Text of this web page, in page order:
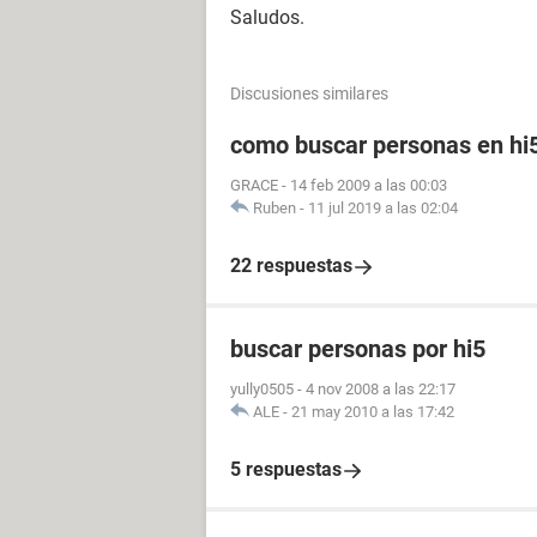
Saludos.
Discusiones similares
como buscar personas en
GRACE - 14 feb 2009 a las 00:03
Ruben - 11 jul 2019 a las 02:04
22 respuestas
buscar personas por hi5
yully0505 - 4 nov 2008 a las 22:17
ALE - 21 may 2010 a las 17:42
5 respuestas